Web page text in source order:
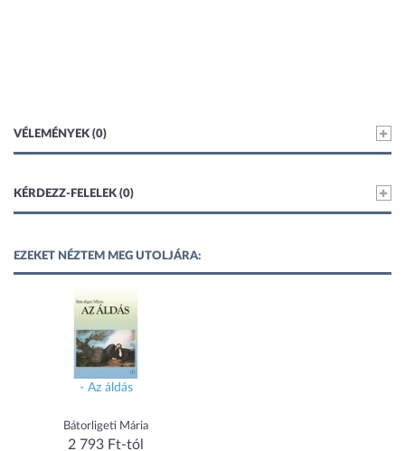
VÉLEMÉNYEK (0)
KÉRDEZZ-FELELEK (0)
EZEKET NÉZTEM MEG UTOLJÁRA:
- Az áldás
Bátorligeti Mária
2 793 Ft-tól